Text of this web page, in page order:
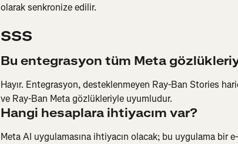
olarak senkronize edilir.
SSS
Bu entegrasyon tüm Meta
Hayır. Entegrasyon, desteklenmeyen Ray-Ban Stories
ve Ray-Ban Meta gözlükleriyle uyumludur.
Hangi hesaplara ihtiyacım var?
Meta AI uygulamasına ihtiyacın olacak; bu uygulama bir